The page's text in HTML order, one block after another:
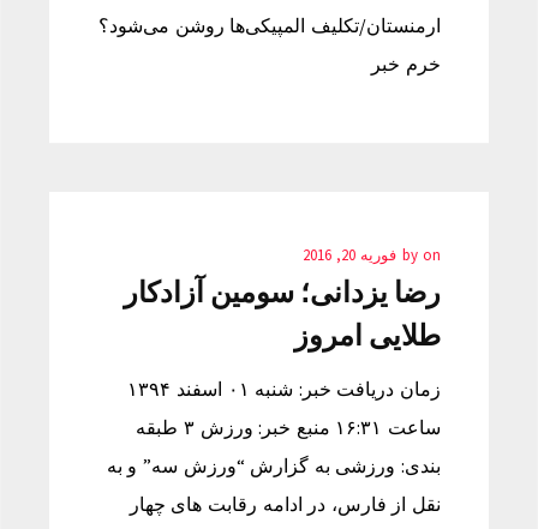
ارمنستان/تکلیف المپیکی‌ها روشن می‌شود؟
خرم خبر
by on فوریه 20, 2016
رضا یزدانی؛ سومین آزادکار
طلایی امروز
زمان دریافت خبر: شنبه ۰۱ اسفند ۱۳۹۴
ساعت ۱۶:۳۱ منبع خبر: ورزش ۳ طبقه
بندی: ورزشی به گزارش “ورزش سه” و به
نقل از فارس، در ادامه رقابت های چهار